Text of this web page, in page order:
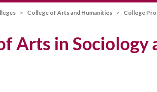
College of Arts and Humanities College
Arts in Sociology